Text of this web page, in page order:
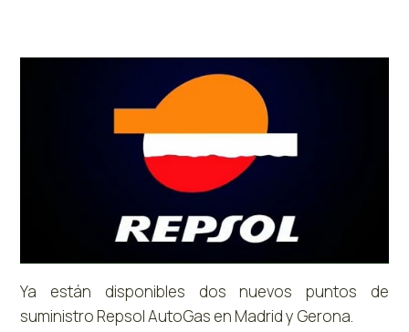
Ya están disponibles dos nuevos puntos de
suministro Repsol AutoGas en Madrid y Gerona.